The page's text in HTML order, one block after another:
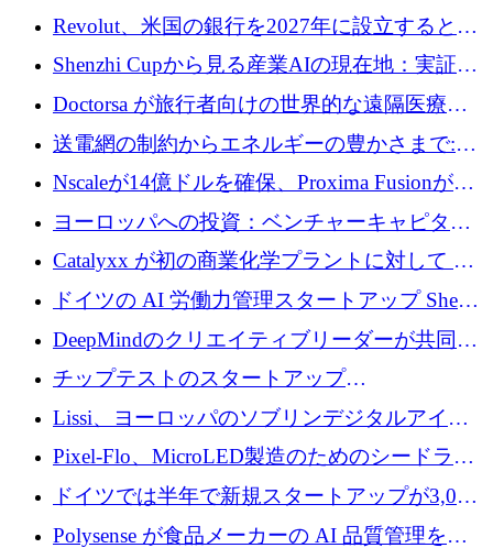
ユーロを超える 70 以上のテクノロジー資金調
Revolut、米国の銀行を2027年に設立すると米
国の社長が語る
Shenzhi Cupから見る産業AIの現在地：実証と
産業実装への道筋
Doctorsa が旅行者向けの世界的な遠隔医療プ
ラットフォームを拡大するために 100 万ユー
ロを調達
送電網の制約からエネルギーの豊かさまで:
Envision の Gobi X がヨーロッパの AI の未来
にどのように貢献できるか
Nscaleが14億ドルを確保、Proxima Fusionが4
億1,100万ユーロを獲得、Invest EuropeはVCの
ヨーロッパへの投資：ベンチャーキャピタル
が過去2番目に高い水準に到達
Catalyxx が初の商業化学プラントに対して EU
から 2,000 万ユーロ以上の支援を獲得
ドイツの AI 労働力管理スタートアップ Sherpa
がプレシードで 220 万ドルを調達
DeepMindのクリエイティブリーダーが共同設
立したAIライティングのスタートアップが
1,300万ドルのシード投資を調達
チップテストのスタートアップ
QuantumDiamondsが株式資金で1,500万ユーロ
を調達
Lissi、ヨーロッパのソブリンデジタルアイデ
ンティティの未来を推進するために350万ユー
ロを調達
Pixel-Flo、MicroLED製造のためのシードラウ
ンドで525万ポンドを獲得
ドイツでは半年で新規スタートアップが3,000
社という記録を目の当たりにし、涙を流すハ
Polysense が食品メーカーの AI 品質管理を拡